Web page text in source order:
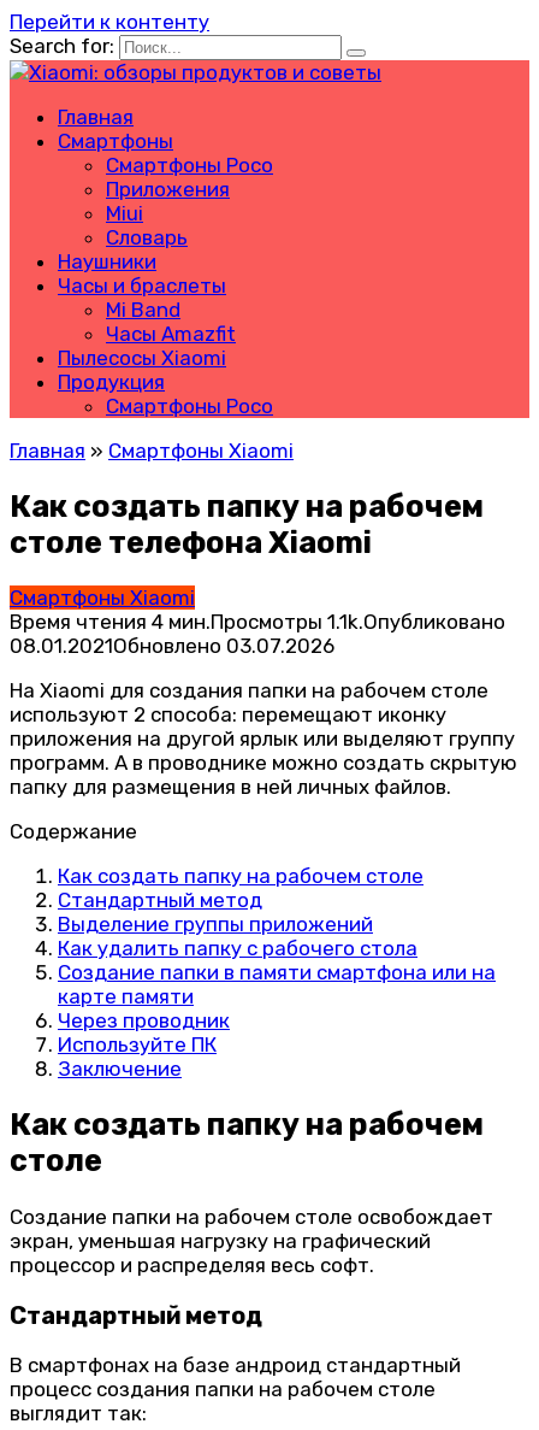
Перейти к контенту
Search for:
Главная
Смартфоны
Смартфоны Poco
Приложения
Miui
Словарь
Наушники
Часы и браслеты
Mi Band
Часы Amazfit
Пылесосы Xiaomi
Продукция
Смартфоны Poco
Главная » Смартфоны Xiaomi
Как создать папку на рабочем
столе телефона Xiaomi
Смартфоны Xiaomi
Время чтения 4 мин.Просмотры 1.1k.Опубликовано
08.01.2021Обновлено 03.07.2026
На Xiaomi для создания папки на рабочем столе
используют 2 способа: перемещают иконку
приложения на другой ярлык или выделяют группу
программ. А в проводнике можно создать скрытую
папку для размещения в ней личных файлов.
Содержание
Как создать папку на рабочем столе
Стандартный метод
Выделение группы приложений
Как удалить папку с рабочего стола
Создание папки в памяти смартфона или на
карте памяти
Через проводник
Используйте ПК
Заключение
Как создать папку на рабочем
столе
Создание папки на рабочем столе освобождает
экран, уменьшая нагрузку на графический
процессор и распределяя весь софт.
Стандартный метод
В смартфонах на базе андроид стандартный
процесс создания папки на рабочем столе
выглядит так: